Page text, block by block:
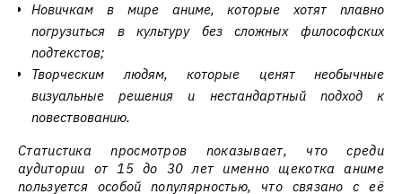
Новичкам в мире аниме, которые хотят плавно
погрузиться в культуру без сложных философских
подтекстов;
Творческим людям, которые ценят необычные
визуальные решения и нестандартный подход к
повествованию.
Статистика просмотров показывает, что среди
аудитории от 15 до 30 лет именно щекотка аниме
пользуется особой популярностью, что связано с её